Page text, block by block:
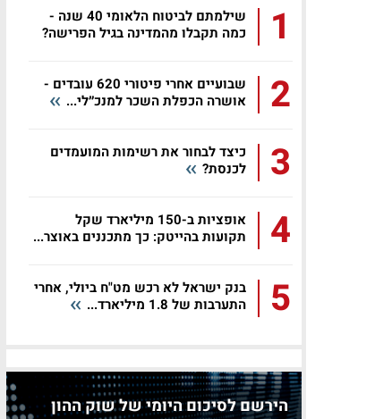
1
שילמתם לביטוח הלאומי 40 שנה -
כמה תקבלו מהמדינה בגיל הפרישה?
2
שבועיים אחרי פיטורי 620 עובדים -
אושרה הכפלת השכר למנכ״לי...
3
כיצד לבחור את רשימות המועמדים
לכנסת?
4
אופציות ב-150 מיליארד שקל
תקועות בהייטק: כך מתכננים באוצר...
5
בנק ישראל לא רכש מט"ח ביולי, אחרי
התערבות של 1.8 מיליארד...
הירשם לסיכום היומי של שוק ההון